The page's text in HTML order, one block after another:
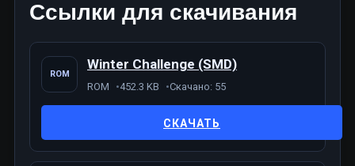
Ссылки для скачивания
ROM
Winter Challenge (SMD)
ROM 452.3 KB Скачано: 55
СКАЧАТЬ